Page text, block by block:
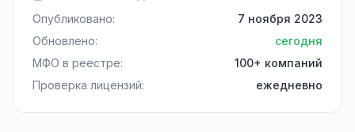
Опубликовано:
7 ноября 2023
Обновлено:
сегодня
МФО в реестре:
100+ компаний
Проверка лицензий:
ежедневно